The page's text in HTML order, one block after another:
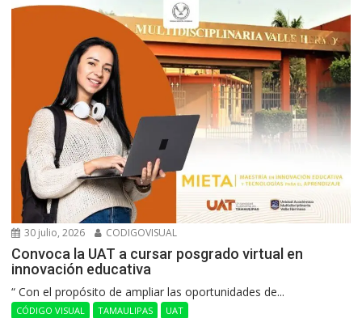
30 julio, 2026 CODIGOVISUAL
Convoca la UAT a cursar posgrado virtual en
innovación educativa
“ Con el propósito de ampliar las oportunidades de...
CÓDIGO VISUAL TAMAULIPAS UAT